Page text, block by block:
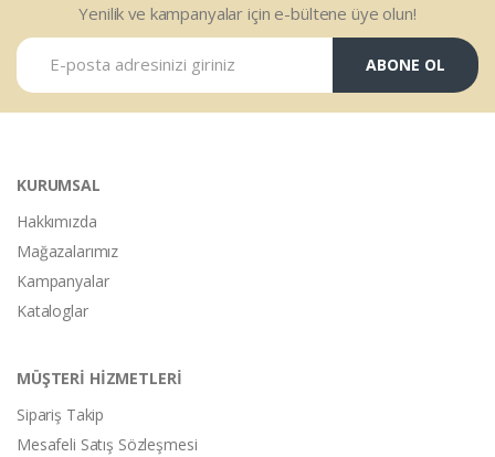
Yenilik ve kampanyalar için e-bültene üye olun!
ABONE OL
KURUMSAL
Hakkımızda
Mağazalarımız
Kampanyalar
Kataloglar
MÜŞTERİ HİZMETLERİ
Sipariş Takip
Mesafeli Satış Sözleşmesi